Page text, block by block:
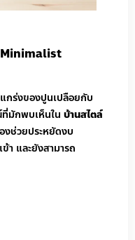
Minimalist
กร่งของปูนเปลือยกับ
มักพบเห็นใน บ้านสไตล์
งช่วยประหยัดงบ
า และยังสามารถ